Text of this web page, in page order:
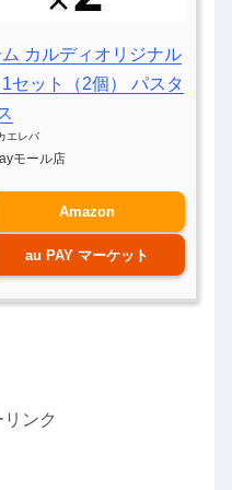
カルディオリジナル
セット（2個） パスタ
エレバ
モール店
Amazon
au PAY マーケット
ンク